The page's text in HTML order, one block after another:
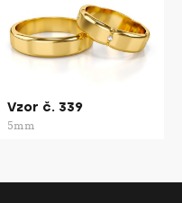
Vzor č. 339
5mm